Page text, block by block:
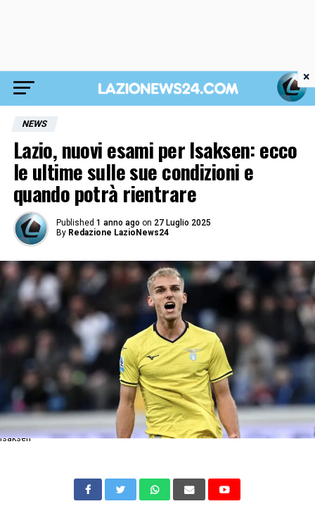
NEWS
Lazio, nuovi esami per Isaksen: ecco
le ultime sulle sue condizioni e
quando potrà rientrare
Published 1 anno ago on 27 Luglio 2025
By Redazione LazioNews24
Isaksen
×